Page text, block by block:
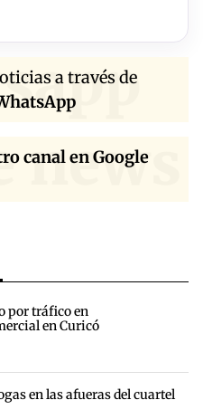
a través de
canal en Google
por tráfico en
en Curicó
en las afueras del cuartel